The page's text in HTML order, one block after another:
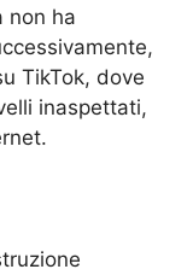
non ha
TikTok, dove
inaspettati,